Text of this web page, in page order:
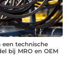
een technische
bij MRO en OEM